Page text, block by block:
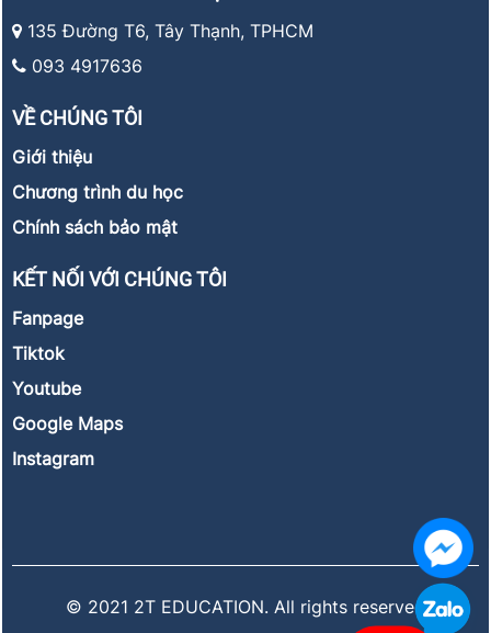
135 Đường T6, Tây Thạnh, TPHCM
093 4917636
VỀ CHÚNG TÔI
Giới thiệu
Chương trình du học
Chính sách bảo mật
KẾT NỐI VỚI CHÚNG TÔI
Fanpage
Tiktok
Youtube
Google Maps
Instagram
© 2021 2T EDUCATION. All rights reserved